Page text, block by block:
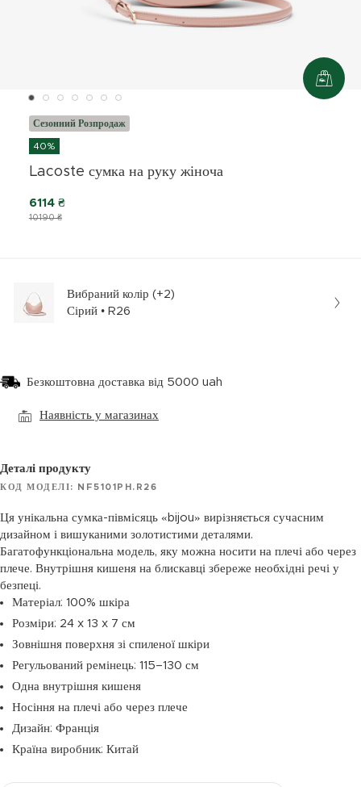
Сезонний Розпродаж
40%
Lacoste сумка на руку жіноча
10190 ₴
6114 ₴
Вибраний колір (+2)
Сірий • R26
Безкоштовна доставка від 5000 uah
Наявність у магазинах
Деталі продукту
КОД МОДЕЛІ: NF5101PH.R26
Ця унікальна сумка-півмісяць «bijou» вирізняється сучасним
дизайном і вишуканими золотистими деталями.
Багатофункціональна модель, яку можна носити на плечі або через
плече. Внутрішня кишеня на блискавці збереже необхідні речі у
безпеці.
Матеріал: 100% шкіра
Розміри: 24 x 13 x 7 см
Зовнішня поверхня зі спиленої шкіри
Регульований ремінець: 115–130 см
Одна внутрішня кишеня
Носіння на плечі або через плече
Дизайн: Франція
Країна виробник: Китай